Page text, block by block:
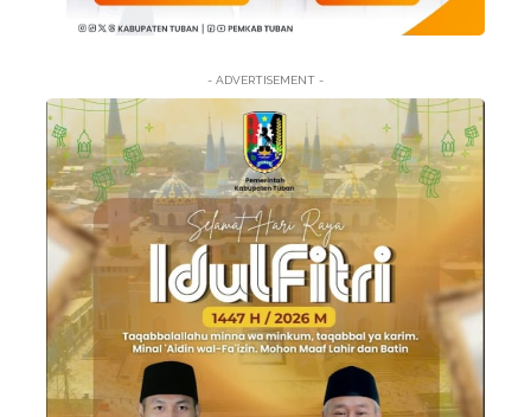
- ADVERTISEMENT -